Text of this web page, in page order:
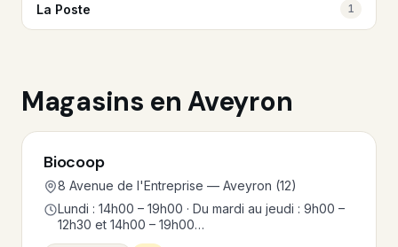
La Poste 1
Magasins en Aveyron
Biocoop
8 Avenue de l'Entreprise — Aveyron (12)
Lundi : 14h00 – 19h00 · Du mardi au jeudi : 9h00 –
12h30 et 14h00 – 19h00…